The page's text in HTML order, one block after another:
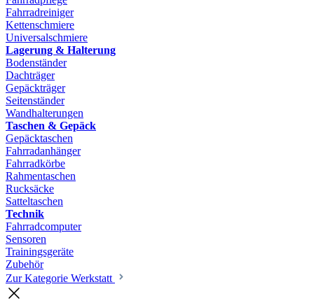
Fahrradreiniger
Kettenschmiere
Universalschmiere
Lagerung & Halterung
Bodenständer
Dachträger
Gepäckträger
Seitenständer
Wandhalterungen
Taschen & Gepäck
Gepäcktaschen
Fahrradanhänger
Fahrradkörbe
Rahmentaschen
Rucksäcke
Satteltaschen
Technik
Fahrradcomputer
Sensoren
Trainingsgeräte
Zubehör
Zur Kategorie Werkstatt